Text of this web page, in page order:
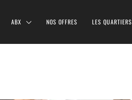
ABX NOS OFFRES LES QUARTIERS